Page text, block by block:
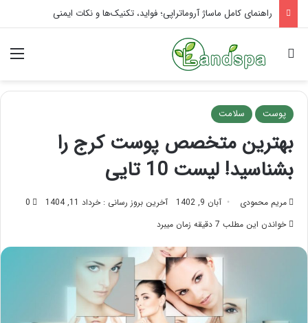
تاثیر ماساژ بر افسردگی؛ با ماساژ درمانی افسردگی را درمان کنید!
جستجو برای
پوست سلامت
بهترین متخصص پوست کرج را
بشناسید! لیست 10 تایی
مریم محمودی آبان 9, 1402 آخرین بروز رسانی : خرداد 11, 1404
0
خواندن این مطلب 7 دقیقه زمان میبرد